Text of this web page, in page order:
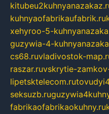
kuhnyaofabrikaufabrik.ru
xehyroo-5-
guzywia-4-
cs68.ruvladivostok-
raszar.ruvskrytie-
lipetsktelecom.ru
seksuzb.ru
fabrikaofabrikaokuhny.ru